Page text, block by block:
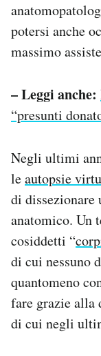
potersi anche
massimo
– Leggi anche:
“presunti
Negli ultimi
leautopsie
di dissezionare
anatomico. Un
cosiddetti “
di cui nessuno
quantomeno
fare grazie alla
di cui negli